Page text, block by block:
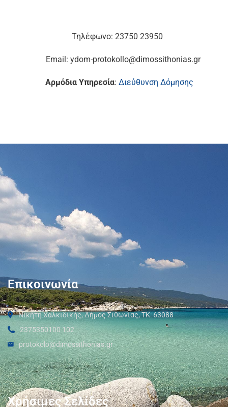
Τηλέφωνο: 23750 23950
Email: ydom-protokollo@dimossithonias.gr
Αρμόδια Υπηρεσία: Διεύθυνση Δόμησης
Επικοινωνία
Νικήτη Χαλκιδικής, Δήμος Σιθωνίας, ΤΚ: 63088
2375350100 102
protokolo@dimossithonias.gr
Χρήσιμες Σελίδες